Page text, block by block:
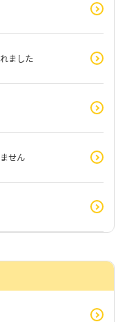
ました
せん